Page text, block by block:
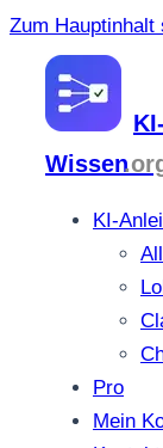
Zum Hauptinhalt
KI-
Wissen
KI-
Pro
Mein